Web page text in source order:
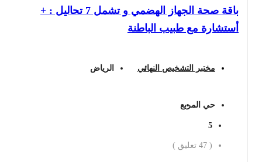
باقة صحة الجهاز الهضمي و تشمل 7 تحاليل : +
أستشارة مع طبيب الباطنة
مختبر التشخيص النهائي الرياض
حي المربع
47 تعليق )